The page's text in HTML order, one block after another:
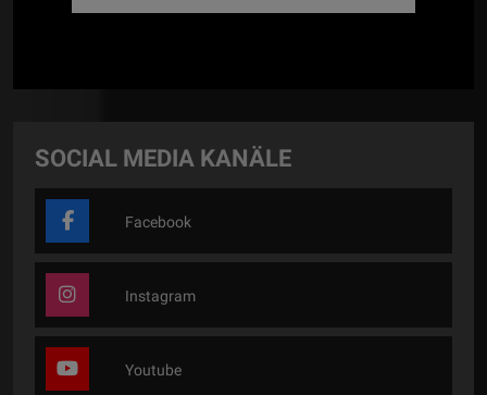
SOCIAL MEDIA KANÄLE
Facebook
Instagram
Youtube